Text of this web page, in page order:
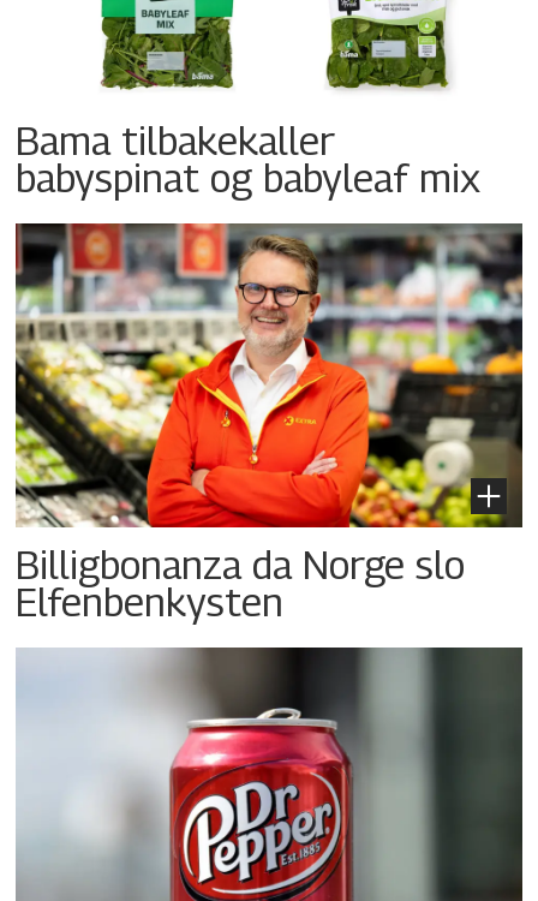
Bama tilbakekaller
babyspinat og babyleaf mix
Billigbonanza da Norge slo
Elfenbenkysten